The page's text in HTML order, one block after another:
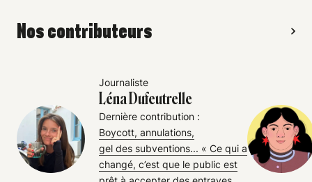
Nos contributeurs
Journaliste
Léna Dufeutrelle
Dernière contribution :
Boycott, annulations,
gel des subventions... « Ce qui a
changé, c’est que le public est